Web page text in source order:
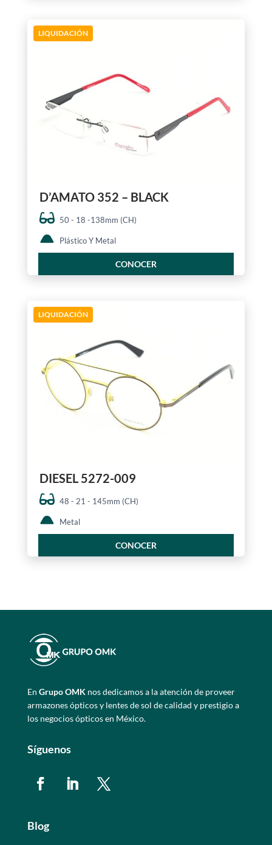
LIQUIDACIÓN
D’AMATO 352 – BLACK
50 - 18 -138mm (CH)
Plástico Y Metal
CONOCER
LIQUIDACIÓN
DIESEL 5272-009
48 - 21 - 145mm (CH)
Metal
CONOCER
En Grupo OMKnos dedicamos a la atención de proveer
armazones ópticos y lentes de sol de calidad y prestigio a
los negocios ópticos en México.
Síguenos
Blog